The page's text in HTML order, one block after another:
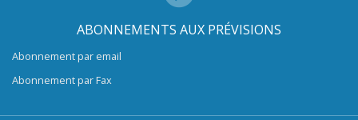
ABONNEMENTS AUX PRÉVISIONS
Abonnement par email
Abonnement par Fax